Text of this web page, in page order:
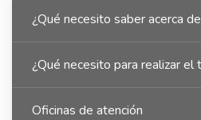
¿Qué necesito saber acerca
¿Qué necesito para realizar el
Oficinas de atención